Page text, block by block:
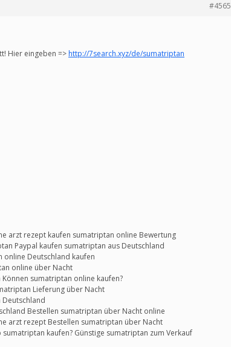
#4565
Hier eingeben => http://7search.xyz/de/sumatriptan
arzt rezept kaufen sumatriptan online Bewertung
Paypal kaufen sumatriptan aus Deutschland
Deutschland kaufen
online über Nacht
sumatriptan online kaufen?
Lieferung über Nacht
Bestellen sumatriptan über Nacht online
arzt rezept Bestellen sumatriptan über Nacht
kaufen? Günstige sumatriptan zum Verkauf